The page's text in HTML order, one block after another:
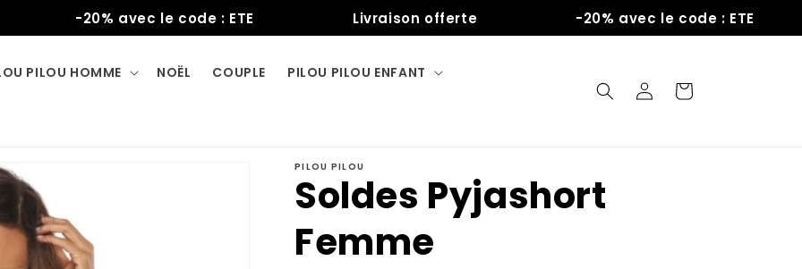
-20% avec le code : ETE Livraison offerte -20% avec le code : ETE
PILOU HOMME NOËL COUPLE PILOU PILOU ENFANT
ConnexionPanier
PILOU PILOU
Soldes Pyjashort
Femme